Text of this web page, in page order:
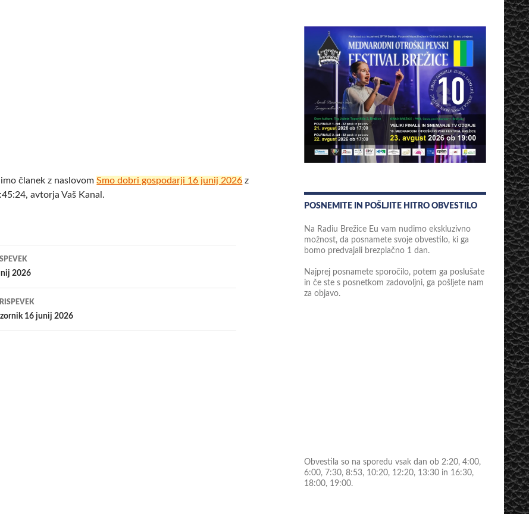
članek z naslovomSmo dobri gospodarji 16 junij 2026 z
avtorja Vaš Kanal.
2026
16 junij 2026
POSNEMITE IN POŠLJITE HITRO OBVESTILO
Na Radiu Brežice Eu vam nudimo ekskluzivno
možnost, da posnamete svoje obvestilo, ki ga
bomo predvajali brezplačno 1 dan.
Najprej posnamete sporočilo, potem ga poslušate
in če ste s posnetkom zadovoljni, ga pošljete nam
za objavo.
Obvestila so na sporedu vsak dan ob 2:20, 4:00,
6:00, 7:30, 8:53, 10:20, 12:20, 13:30 in 16:30,
18:00, 19:00.